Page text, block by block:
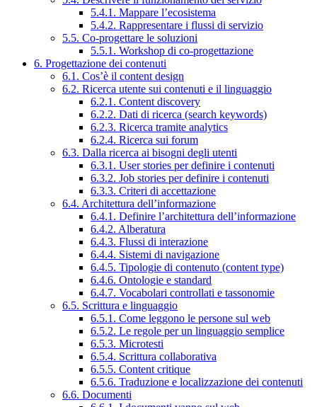
5.4.1. Mappare l’ecosistema
5.4.2. Rappresentare i flussi di servizio
5.5. Co-progettare le soluzioni
5.5.1. Workshop di co-progettazione
6. Progettazione dei contenuti
6.1. Cos’è il content design
6.2. Ricerca utente sui contenuti e il linguaggio
6.2.1. Content discovery
6.2.2. Dati di ricerca (search keywords)
6.2.3. Ricerca tramite analytics
6.2.4. Ricerca sui forum
6.3. Dalla ricerca ai bisogni degli utenti
6.3.1. User stories per definire i contenuti
6.3.2. Job stories per definire i contenuti
6.3.3. Criteri di accettazione
6.4. Architettura dell’informazione
6.4.1. Definire l’architettura dell’informazione
6.4.2. Alberatura
6.4.3. Flussi di interazione
6.4.4. Sistemi di navigazione
6.4.5. Tipologie di contenuto (content type)
6.4.6. Ontologie e standard
6.4.7. Vocabolari controllati e tassonomie
6.5. Scrittura e linguaggio
6.5.1. Come leggono le persone sul web
6.5.2. Le regole per un linguaggio semplice
6.5.3. Microtesti
6.5.4. Scrittura collaborativa
6.5.5. Content critique
6.5.6. Traduzione e localizzazione dei contenuti
6.6. Documenti